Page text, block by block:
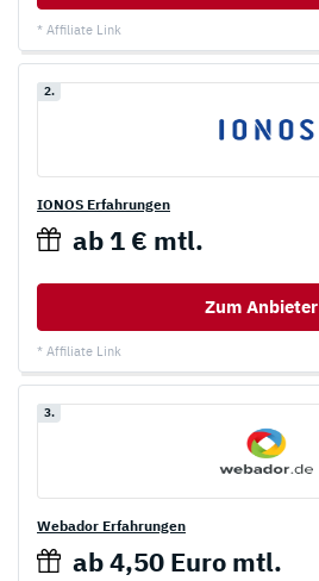
* Affiliate Link
2.
IONOS Erfahrungen
ab 1 € mtl.
Zum Anbieter
* Affiliate Link
3.
Webador Erfahrungen
ab 4,50 Euro mtl.